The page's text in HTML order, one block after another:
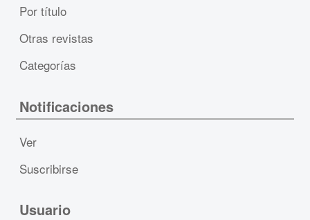
Por título
Otras revistas
Categorías
Notificaciones
Ver
Suscribirse
Usuario